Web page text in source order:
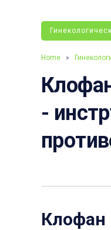
Home »
-
Клофан